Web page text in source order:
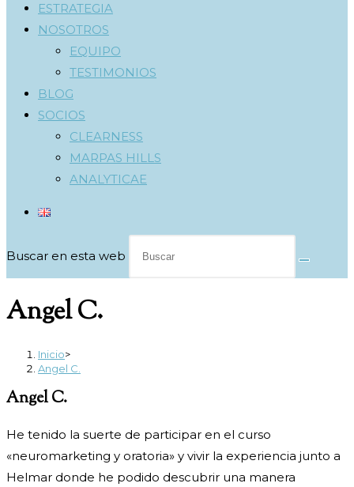
ESTRATEGIA
NOSOTROS
EQUIPO
TESTIMONIOS
BLOG
SOCIOS
CLEARNESS
MARPAS HILLS
ANALYTICAE
Buscar en esta web
Angel C.
Inicio>
Angel C.
Angel C.
He tenido la suerte de participar en el curso
«neuromarketing y oratoria» y vivir la experiencia junto a
Helmar donde he podido descubrir una manera